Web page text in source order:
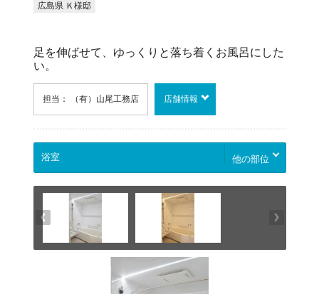
広島県 Ｋ様邸
足を伸ばせて、ゆっくりと落ち着くお風呂にした
い。
担当： （有）山尾工務店 店舗情報
他の部位